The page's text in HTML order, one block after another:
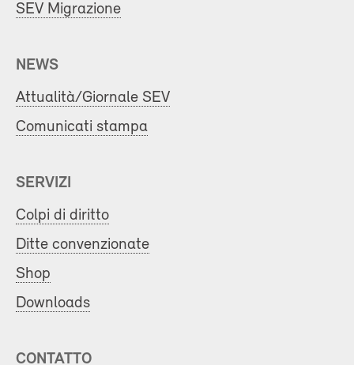
SEV Migrazione
NEWS
Attualità/Giornale SEV
Comunicati stampa
SERVIZI
Colpi di diritto
Ditte convenzionate
Shop
Downloads
CONTATTO